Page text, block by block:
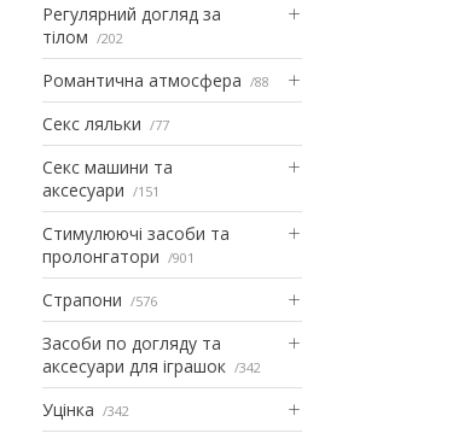
Регулярний догляд за
тілом
202
Романтична атмосфера 88
Секс ляльки 77
Секс машини та
аксесуари
151
Стимулюючі засоби та
пролонгатори
901
Страпони 576
Засоби по догляду та
аксесуари для іграшок
342
Уцінка 342